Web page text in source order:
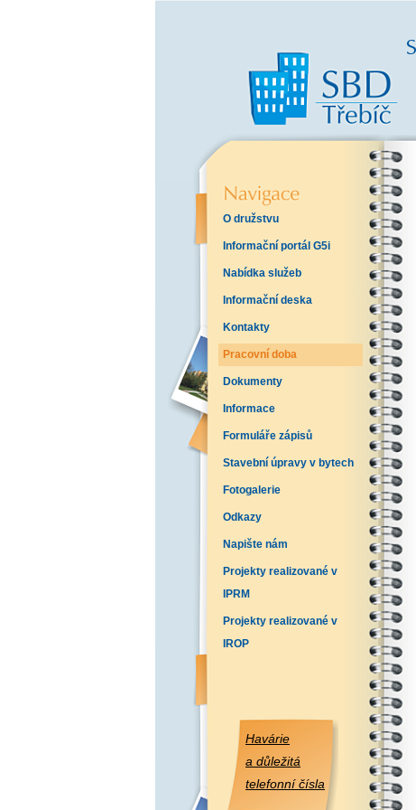
O družstvu
Informační portál G5i
Nabídka služeb
Informační deska
Kontakty
Pracovní doba
Dokumenty
Informace
Formuláře zápisů
Stavební úpravy v bytech
Fotogalerie
Odkazy
Napište nám
Projekty realizované v
IPRM
Projekty realizované v
IROP
Havárie
a důležitá
telefonní čísla